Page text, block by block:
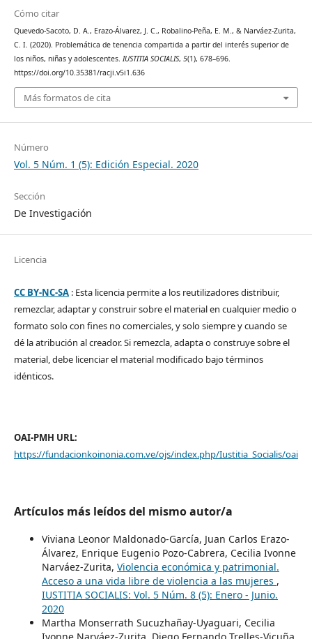
Cómo citar
Quevedo-Sacoto, D. A., Erazo-Álvarez, J. C., Robalino-Peña, E. M., & Narváez-Zurita,
C. I. (2020). Problemática de tenencia compartida a partir del interés superior de
los niños, niñas y adolescentes. IUSTITIA SOCIALIS, 5(1), 678–696.
https://doi.org/10.35381/racji.v5i1.636
Más formatos de cita
Número
Vol. 5 Núm. 1 (5): Edición Especial. 2020
Sección
De Investigación
Licencia
CC BY-NC-SA: Esta licencia permite a los reutilizadores distribuir,
remezclar, adaptar y construir sobre el material en cualquier medio o
formato solo con fines no comerciales, y solo siempre y cuando se
dé la atribución al creador. Si remezcla, adapta o construye sobre el
material, debe licenciar el material modificado bajo términos
idénticos.
OAI-PMH URL:
https://fundacionkoinonia.com.ve/ojs/index.php/Iustitia_Socialis/oai
Artículos más leídos del mismo autor/a
Viviana Leonor Maldonado-García, Juan Carlos Erazo-
Álvarez, Enrique Eugenio Pozo-Cabrera, Cecilia Ivonne
Narváez-Zurita, Violencia económica y patrimonial.
Acceso a una vida libre de violencia a las mujeres ,
IUSTITIA SOCIALIS: Vol. 5 Núm. 8 (5): Enero - Junio.
2020
Martha Monserrath Sucuzhañay-Uyaguari, Cecilia